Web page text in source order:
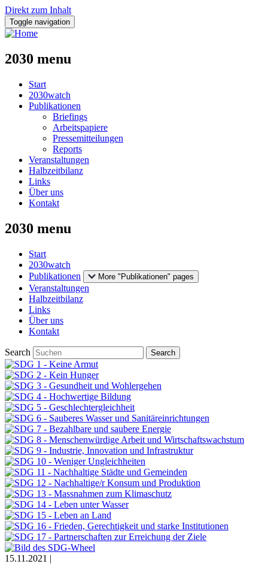
Direkt zum Inhalt
Toggle navigation
2030 menu
Start
2030watch
Publikationen
Briefings
Arbeitspapiere
Pressemitteilungen
Reports
Veranstaltungen
Halbzeitbilanz
Links
Über uns
Kontakt
2030 menu
Start
2030watch
Publikationen
More "Publikationen" pages
Veranstaltungen
Halbzeitbilanz
Links
Über uns
Kontakt
Search
15.11.2021 |